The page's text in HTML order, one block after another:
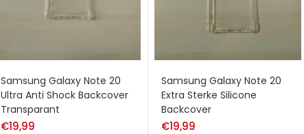
Samsung Galaxy Note 20
Ultra Anti Shock Backcover
Transparant
€19,99
Samsung Galaxy Note 20
Extra Sterke Silicone
Backcover
€19,99